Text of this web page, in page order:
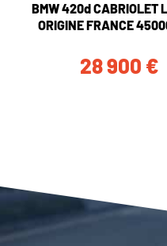
BMW 420d CABRIOLET
ORIGINE FRANCE
28 900 €